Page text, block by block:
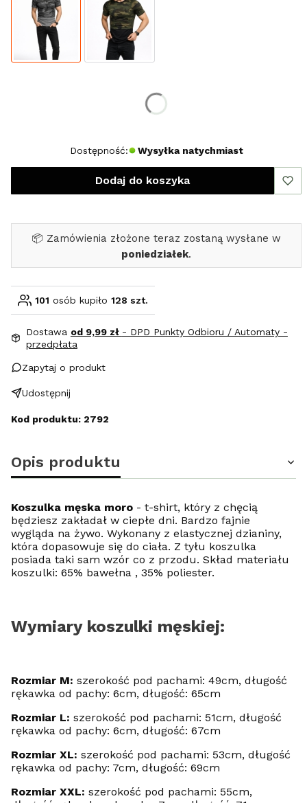
Dostępność: Wysyłka natychmiast
Dodaj do koszyka
📦 Zamówienia złożone teraz zostaną wysłane w
poniedziałek.
101 osób kupiło 128 szt.
Dostawa od 9,99 zł - DPD Punkty Odbioru / Automaty -
przedpłata
Zapytaj o produkt
Udostępnij
Kod produktu: 2792
Opis produktu
Koszulka męska moro - t-shirt, który z chęcią
będziesz zakładał w ciepłe dni. Bardzo fajnie
wygląda na żywo. Wykonany z elastycznej dzianiny,
która dopasowuje się do ciała. Z tyłu koszulka
posiada taki sam wzór co z przodu. Skład materiału
koszulki: 65% bawełna , 35% poliester.
Wymiary koszulki męskiej:
Rozmiar M: szerokość pod pachami: 49cm, długość
rękawka od pachy: 6cm, długość: 65cm
Rozmiar L: szerokość pod pachami: 51cm, długość
rękawka od pachy: 6cm, długość: 67cm
Rozmiar XL: szerokość pod pachami: 53cm, długość
rękawka od pachy: 7cm, długość: 69cm
Rozmiar XXL: szerokość pod pachami: 55cm,